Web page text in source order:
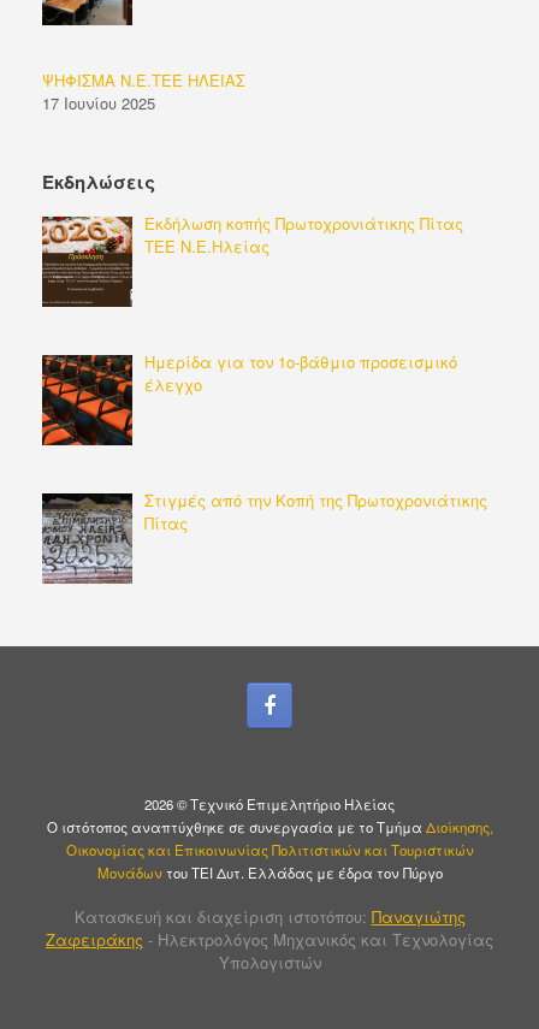
ΨΗΦΙΣΜΑ Ν.Ε.ΤΕΕ ΗΛΕΙΑΣ
17 Ιουνίου 2025
Εκδηλώσεις
Εκδήλωση κοπής Πρωτοχρονιάτικης Πίτας
ΤΕΕ Ν.Ε.Ηλείας
Ημερίδα για τον 1ο-βάθμιο προσεισμικό
έλεγχο
Στιγμές από την Κοπή της Πρωτοχρονιάτικης
Πίτας
2026 © Τεχνικό Επιμελητήριο Ηλείας
Ο ιστότοπος αναπτύχθηκε σε συνεργασία με το Τμήμα Διοίκησης,
Οικονομίας και Επικοινωνίας Πολιτιστικών και Τουριστικών
Μονάδων του ΤΕΙ Δυτ. Ελλάδας με έδρα τον Πύργο
Κατασκευή και διαχείριση ιστοτόπου: Παναγιώτης
Ζαφειράκης - Ηλεκτρολόγος Μηχανικός και Τεχνολογίας
Υπολογιστών